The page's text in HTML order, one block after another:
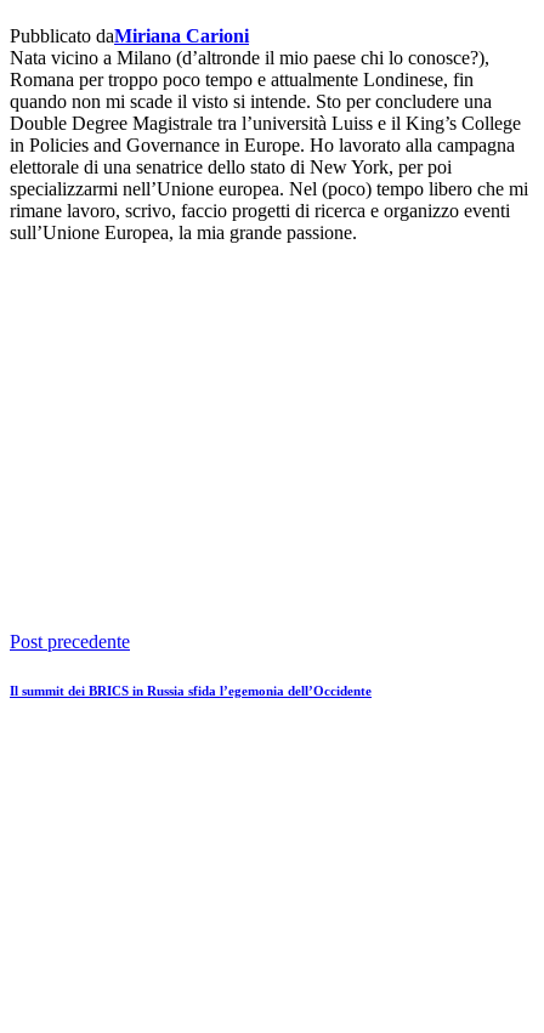
Pubblicato daMiriana Carioni
Nata vicino a Milano (d’altronde il mio paese chi lo conosce?),
Romana per troppo poco tempo e attualmente Londinese, fin
quando non mi scade il visto si intende. Sto per concludere una
Double Degree Magistrale tra l’università Luiss e il King’s College
in Policies and Governance in Europe. Ho lavorato alla campagna
elettorale di una senatrice dello stato di New York, per poi
specializzarmi nell’Unione europea. Nel (poco) tempo libero che mi
rimane lavoro, scrivo, faccio progetti di ricerca e organizzo eventi
sull’Unione Europea, la mia grande passione.
Post precedente
Il summit dei BRICS in Russia sfida l’egemonia dell’Occidente